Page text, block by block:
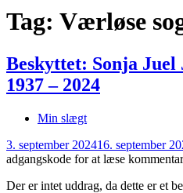
Tag: Værløse
Beskyttet: Sonja Juel
1937 – 2024
Min slægt
3. september 202416. september
adgangskode for at læse
Der er intet uddrag, da dette er et